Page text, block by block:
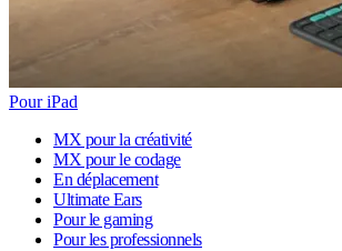
Pour iPad
MX pour la créativité
MX pour le codage
En déplacement
Ultimate Ears
Pour le gaming
Pour les professionnels